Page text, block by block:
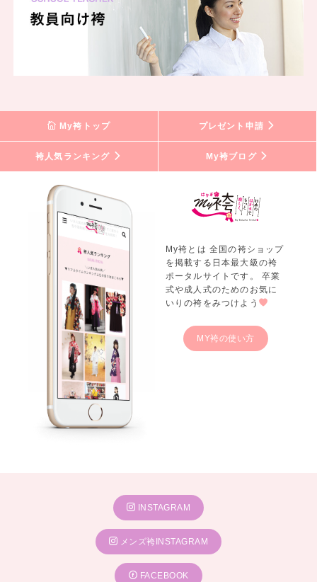
My袴トップ プレゼント申請
袴人気ランキング My袴ブログ
My袴とは 全国の袴ショップ
を掲載する日本最大級の袴
ポータルサイトです。 卒業
式や成人式のためのお気に
いりの袴をみつけよう
MY袴の使い方
INSTAGRAM
メンズ袴INSTAGRAM
FACEBOOK